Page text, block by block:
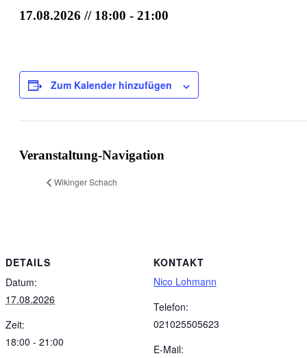
17.08.2026 // 18:00 - 21:00
Zum Kalender hinzufügen
Veranstaltung-Navigation
Wikinger Schach
DETAILS
Datum:
17.08.2026
Zeit:
18:00 - 21:00
KONTAKT
Nico Lohmann
Telefon:
021025505623
E-Mail: